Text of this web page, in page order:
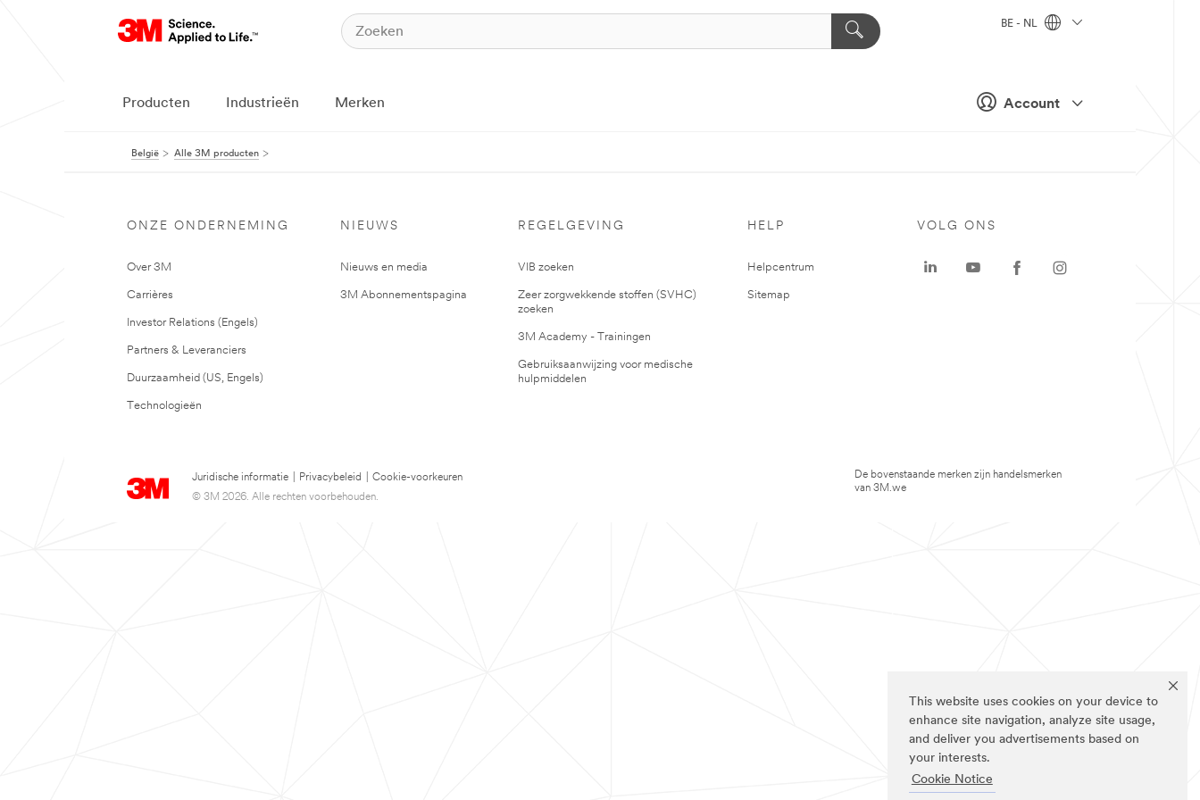
This website uses cookies on your device to
enhance site navigation, analyze site usage,
and deliver you advertisements based on
your interests.
Cookie Notice
Account
BE - NL
Producten Industrieën Merken
België Alle 3M producten
ONZE ONDERNEMING
Over 3M
Carrières
Investor Relations (Engels)
Partners & Leveranciers
Duurzaamheid (US, Engels)
Technologieën
NIEUWS
Nieuws en media
3M Abonnementspagina
REGELGEVING
VIB zoeken
Zeer zorgwekkende stoffen (SVHC)
zoeken
3M Academy - Trainingen
Gebruiksaanwijzing voor medische
hulpmiddelen
HELP
Helpcentrum
Sitemap
Juridische informatie Privacybeleid
Cookie-voorkeuren
© 3M 2026. Alle rechten voorbehouden.
VOLG ONS
De bovenstaande merken zijn handelsmerken
van 3M.we